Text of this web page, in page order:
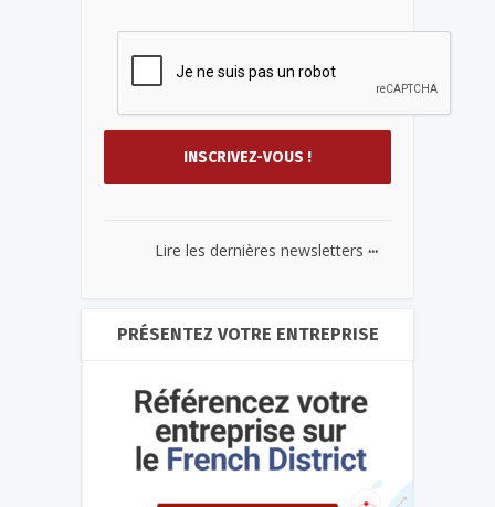
Lire les dernières newsletters ...
PRÉSENTEZ VOTRE ENTREPRISE